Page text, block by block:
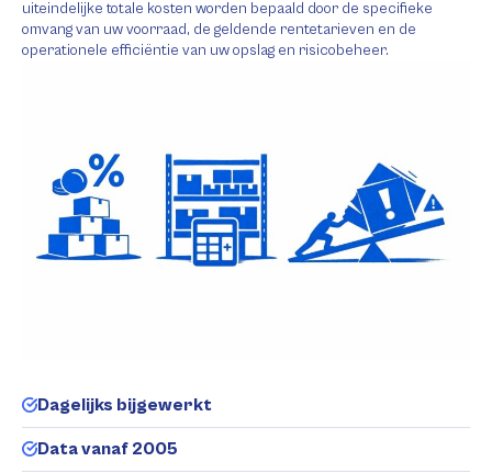
uiteindelijke totale kosten worden bepaald door de specifieke
omvang van uw voorraad, de geldende rentetarieven en de
operationele efficiëntie van uw opslag en risicobeheer.
Dagelijks bijgewerkt
Data vanaf 2005